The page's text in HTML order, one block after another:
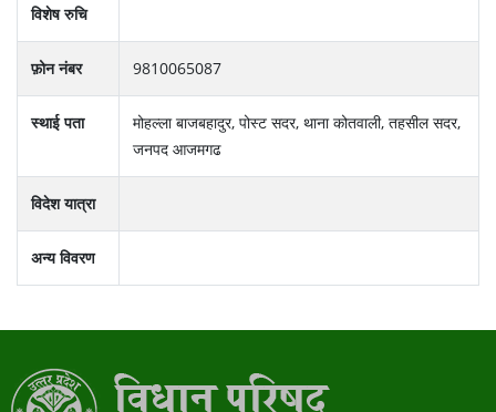
विशेष रुचि
फ़ोन नंबर 9810065087
स्थाई पता
मोहल्‍ला बाजबहादुर, पोस्‍ट सदर, थाना कोतवाली, तहसील सदर,
जनपद आजमगढ
विदेश यात्रा
अन्य विवरण